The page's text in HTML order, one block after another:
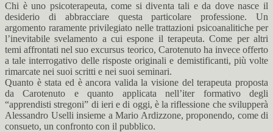
Chi è uno psicoterapeuta, come si diventa tali e da dove nasce il
desiderio di abbracciare questa particolare professione. Un
argomento raramente privilegiato nelle trattazioni psicoanalitiche per
l’inevitabile svelamento a cui espone il terapeuta. Come per altri
temi affrontati nel suo excursus teorico, Carotenuto ha invece offerto
a tale interrogativo delle risposte originali e demistificanti, più volte
rimarcate nei suoi scritti e nei suoi seminari.
Quanto è stata ed è ancora valida la visione del terapeuta proposta
da Carotenuto e quanto applicata nell’iter formativo degli
“apprendisti stregoni” di ieri e di oggi, è la riflessione che svilupperà
Alessandro Uselli insieme a Mario Ardizzone, proponendo, come di
consueto, un confronto con il pubblico.